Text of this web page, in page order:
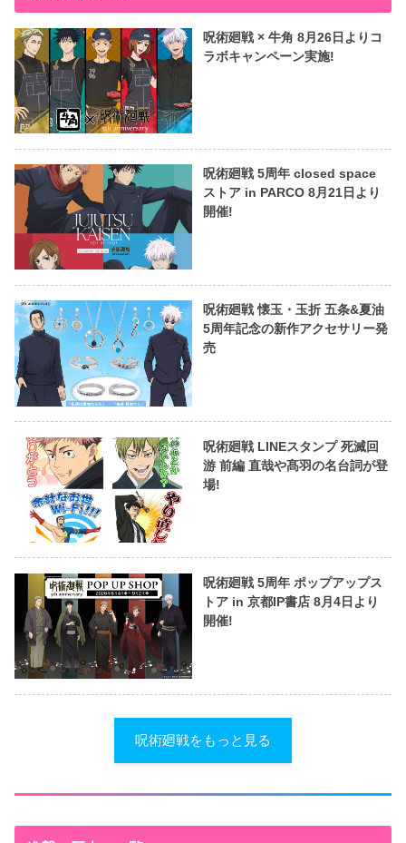
呪術廻戦 × 牛角 8月26日よりコ
ラボキャンペーン実施!
呪術廻戦 5周年 closed space
ストア in PARCO 8月21日より
開催!
呪術廻戦 懐玉・玉折 五条&夏油
5周年記念の新作アクセサリー発
売
呪術廻戦 LINEスタンプ 死滅回
游 前編 直哉や髙羽の名台詞が登
場!
呪術廻戦 5周年 ポップアップス
トア in 京都IP書店 8月4日より
開催!
呪術廻戦をもっと見る